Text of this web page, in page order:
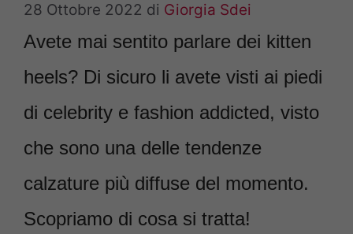
28 Ottobre 2022 di Giorgia Sdei
Avete mai sentito parlare dei kitten
heels? Di sicuro li avete visti ai piedi
di celebrity e fashion addicted, visto
che sono una delle tendenze
calzature più diffuse del momento.
Scopriamo di cosa si tratta!